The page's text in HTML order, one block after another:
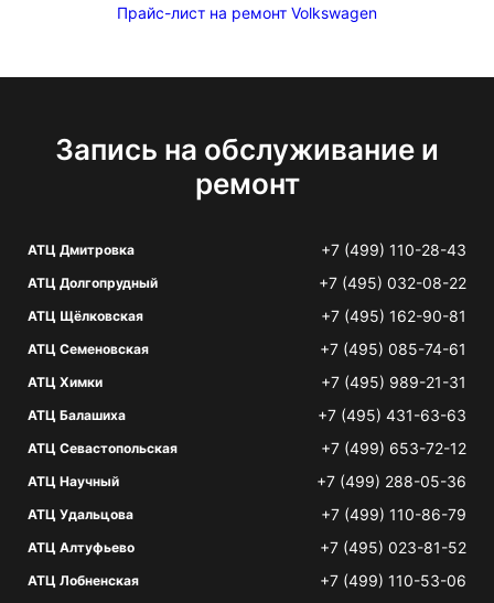
Прайс-лист на ремонт Volkswagen
Запись на обслуживание и
ремонт
АТЦ Дмитровка +7 (499) 110-28-43
АТЦ Долгопрудный +7 (495) 032-08-22
АТЦ Щёлковская +7 (495) 162-90-81
АТЦ Семеновская +7 (495) 085-74-61
АТЦ Химки +7 (495) 989-21-31
АТЦ Балашиха +7 (495) 431-63-63
АТЦ Севастопольская +7 (499) 653-72-12
АТЦ Научный +7 (499) 288-05-36
АТЦ Удальцова +7 (499) 110-86-79
АТЦ Алтуфьево +7 (495) 023-81-52
АТЦ Лобненская +7 (499) 110-53-06